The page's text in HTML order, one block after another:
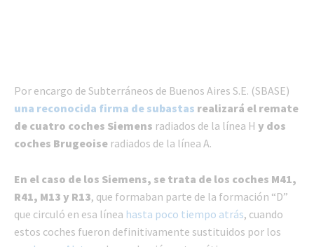
Por encargo de Subterráneos de Buenos Aires S.E. (SBASE)
una reconocida firma de subastas realizará el remate
de cuatro coches Siemens radiados de la línea H y dos
coches Brugeoise radiados de la línea A.
En el caso de los Siemens, se trata de los coches M41,
R41, M13 y R13, que formaban parte de la formación “D”
que circuló en esa línea hasta poco tiempo atrás, cuando
estos coches fueron definitivamente sustituidos por los